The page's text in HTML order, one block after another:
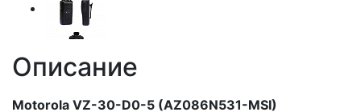
Описание
Motorola VZ-30-D0-5 (AZ086N531-MSI)